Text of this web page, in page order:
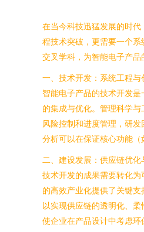
在当今科技迅猛发展的时
程技术突破，更需要一个
交叉学科，为智能电子产
一、技术开发：系统工程与
智能电子产品的技术开发
的集成与优化。管理科学
风险控制和进度管理，研
分析可以在保证核心功能（
二、建设发展：供应链优化
技术开发的成果需要转化
的高效产业化提供了关键
以实现供应链的透明化、
使企业在产品设计中考虑环